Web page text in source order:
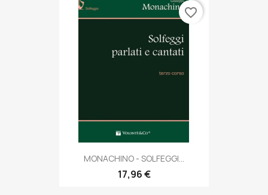
MONACHINO - SOLFEGGI...
17,96 €
favorite_border